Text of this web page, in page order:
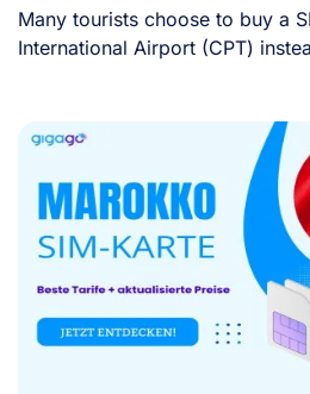
Many tourists choose to buy a
International Airport (CPT)